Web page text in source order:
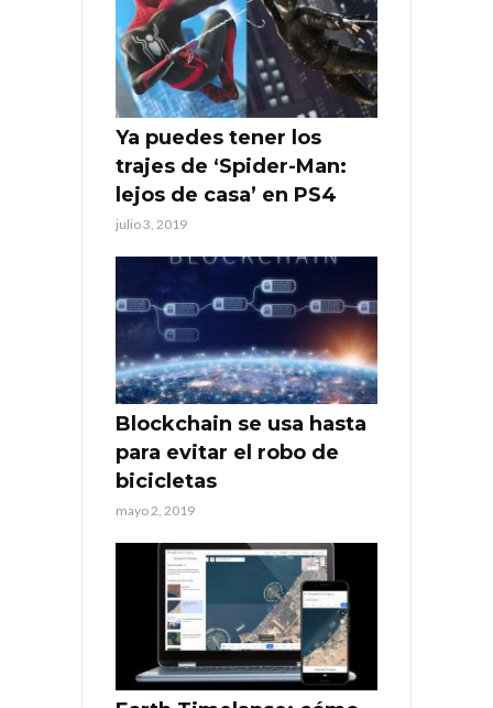
Ya puedes tener los
trajes de ‘Spider-Man:
lejos de casa’ en PS4
julio 3, 2019
Blockchain se usa hasta
para evitar el robo de
bicicletas
mayo 2, 2019